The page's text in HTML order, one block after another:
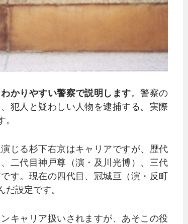
かりやすい警察で説明します。警察の
犯人と疑わしい人物を逮捕する。実際
じる杉下右京はキャリアですが、歴代
二代目神戸尊（演・及川光博）、三代
す。現在の四代目、冠城亘（演・反町
設定です。
キャリア扱いされますが、あそこの役